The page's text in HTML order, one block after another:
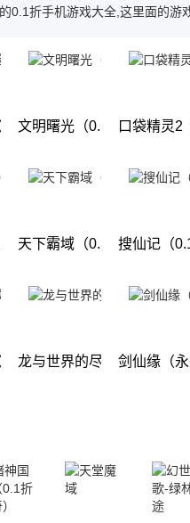
0.1折手机游戏大全,这里面的游
下载体验吧!
折终极送百亿元宝）
文明曙光（0.1折GM修改版
下载
口袋精灵2
下载
折无限福利）
天下霸域（0.1折扣版）
下载
搜仙记（
下载
）折无限商城）
龙与世界的尽头(0.1折)
剑仙缘（